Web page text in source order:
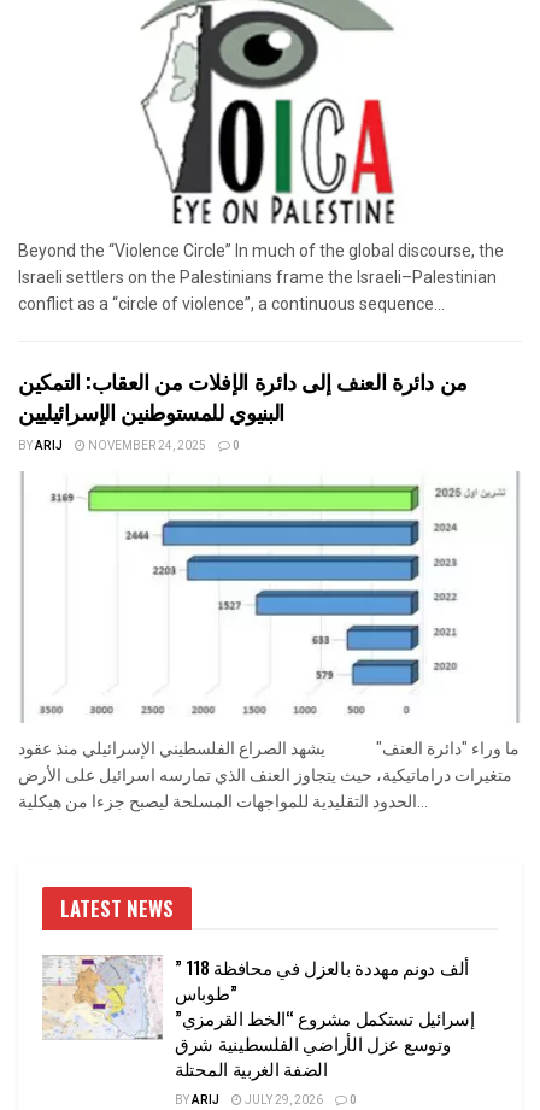
Beyond the “Violence Circle” In much of the global discourse, the
Israeli settlers on the Palestinians frame the Israeli–Palestinian
conflict as a “circle of violence”, a continuous sequence...
من دائرة العنف إلى دائرة الإفلات من العقاب: التمكين
البنيوي للمستوطنين الإسرائيليين
BYARIJ NOVEMBER 24, 2025 0
ما وراء "دائرة العنف" يشهد الصراع الفلسطيني الإسرائيلي منذ عقود
متغيرات دراماتيكية، حيث يتجاوز العنف الذي تمارسه اسرائيل على الأرض
LATEST NEWS
” 118 ألف دونم مهددة بالعزل في محافظة
طوباس”
إسرائيل تستكمل مشروع “الخط القرمزي”
وتوسع عزل الأراضي الفلسطينية شرق
الضفة الغربية المحتلة
BYARIJ JULY 29, 2026 0